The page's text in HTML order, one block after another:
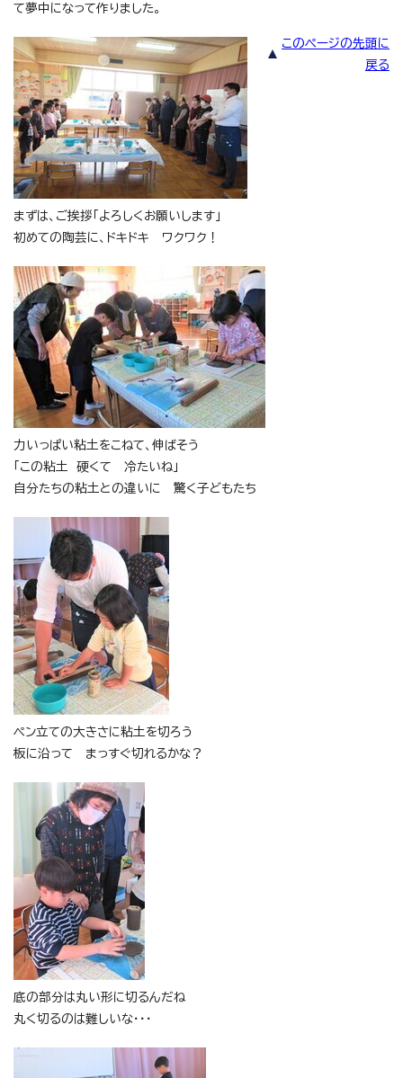
て夢中になって作りました。
まずは、ご挨拶「よろしくお願いします」
初めての陶芸に、ドキドキ ワクワク！
力いっぱい粘土をこねて、伸ばそう
「この粘土 硬くて 冷たいね」
自分たちの粘土との違いに 驚く子どもたち
ペン立ての大きさに粘土を切ろう
板に沿って まっすぐ切れるかな？
底の部分は丸い形に切るんだね
丸く切るのは難しいな・・・
このページの先頭に
戻る